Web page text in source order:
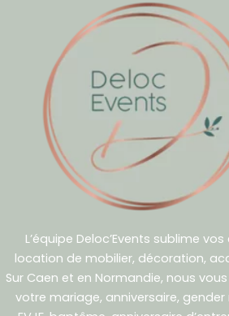
L’équipe Deloc’Events sublime
location de mobilier, décoration,
Sur Caen et en Normandie, nous
votre mariage, anniversaire, gender